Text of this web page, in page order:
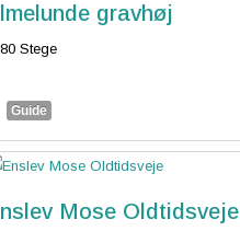
gravhøj
Stege
Guide
Mose Oldtidsveje